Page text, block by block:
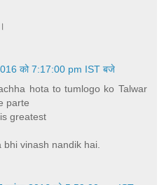
को 7:17:00 pm IST बजे
hota to tumlogo ko Talwar
parte
greatest
vinash nandik hai.